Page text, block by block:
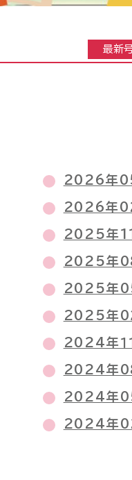
最新
2026年
2026年
2025年
2025年
2025年
2025年0
2024年１
2024年
2024年
2024年